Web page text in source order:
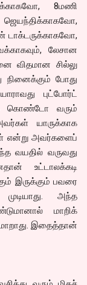
8மணி
ஜெயந்திக்காகவோ,
டாக்டருக்காகவோ,
லேசான
விதமான சில்லு
போது
புட்போர்ட்
கொண்டோ வரும்
யாருக்காக
என்று அவர்களைப்
வயதில் வருவது
உட்டாலக்கடி
இருக்கும் பவரை
அந்த
மாறிக்
இதைத்தான்